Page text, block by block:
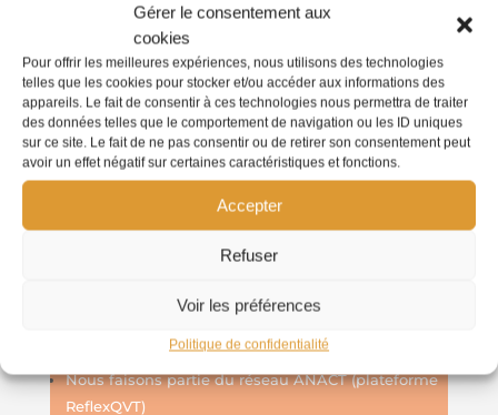
Gérer le consentement aux
cookies
Pour offrir les meilleures expériences, nous utilisons des technologies
telles que les cookies pour stocker et/ou accéder aux informations des
appareils. Le fait de consentir à ces technologies nous permettra de traiter
des données telles que le comportement de navigation ou les ID uniques
sur ce site. Le fait de ne pas consentir ou de retirer son consentement peut
avoir un effet négatif sur certaines caractéristiques et fonctions.
Accepter
Refuser
Voir les préférences
Politique de confidentialité
Écoute empathique,co-construction
et adaptabilité
Notre ADN spécifiquement tourné vers l’humain,
pour des prestations adaptées et uniques à chaque
besoin.
Certification et fiabilité
Nous faisons partie du réseau ANACT (plateforme
ReflexQVT)